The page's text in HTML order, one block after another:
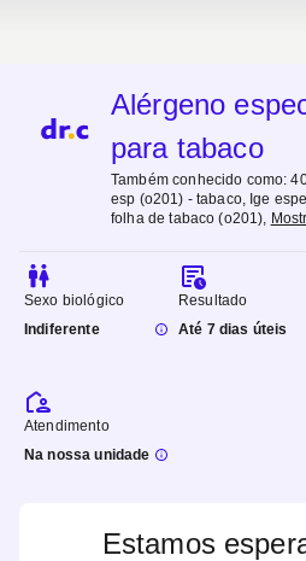
Alérgeno
para tabaco
Também conhecido como:
esp (o201) - tabaco, Ige
folha de tabaco (o201),
Sexo biológico
Indiferente
Resultado
Até 7 dias úteis
Atendimento
Na nossa unidade
Estamos